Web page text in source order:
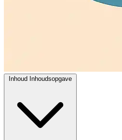
Inhoud Inhoudsopgave